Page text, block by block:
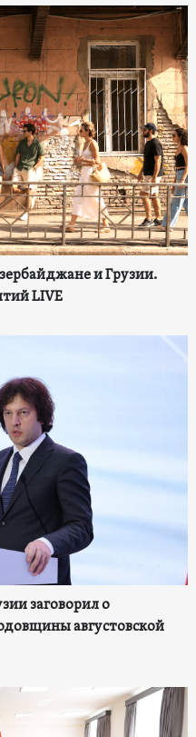
и Грузии.
LIVE
заговорил о
августовской